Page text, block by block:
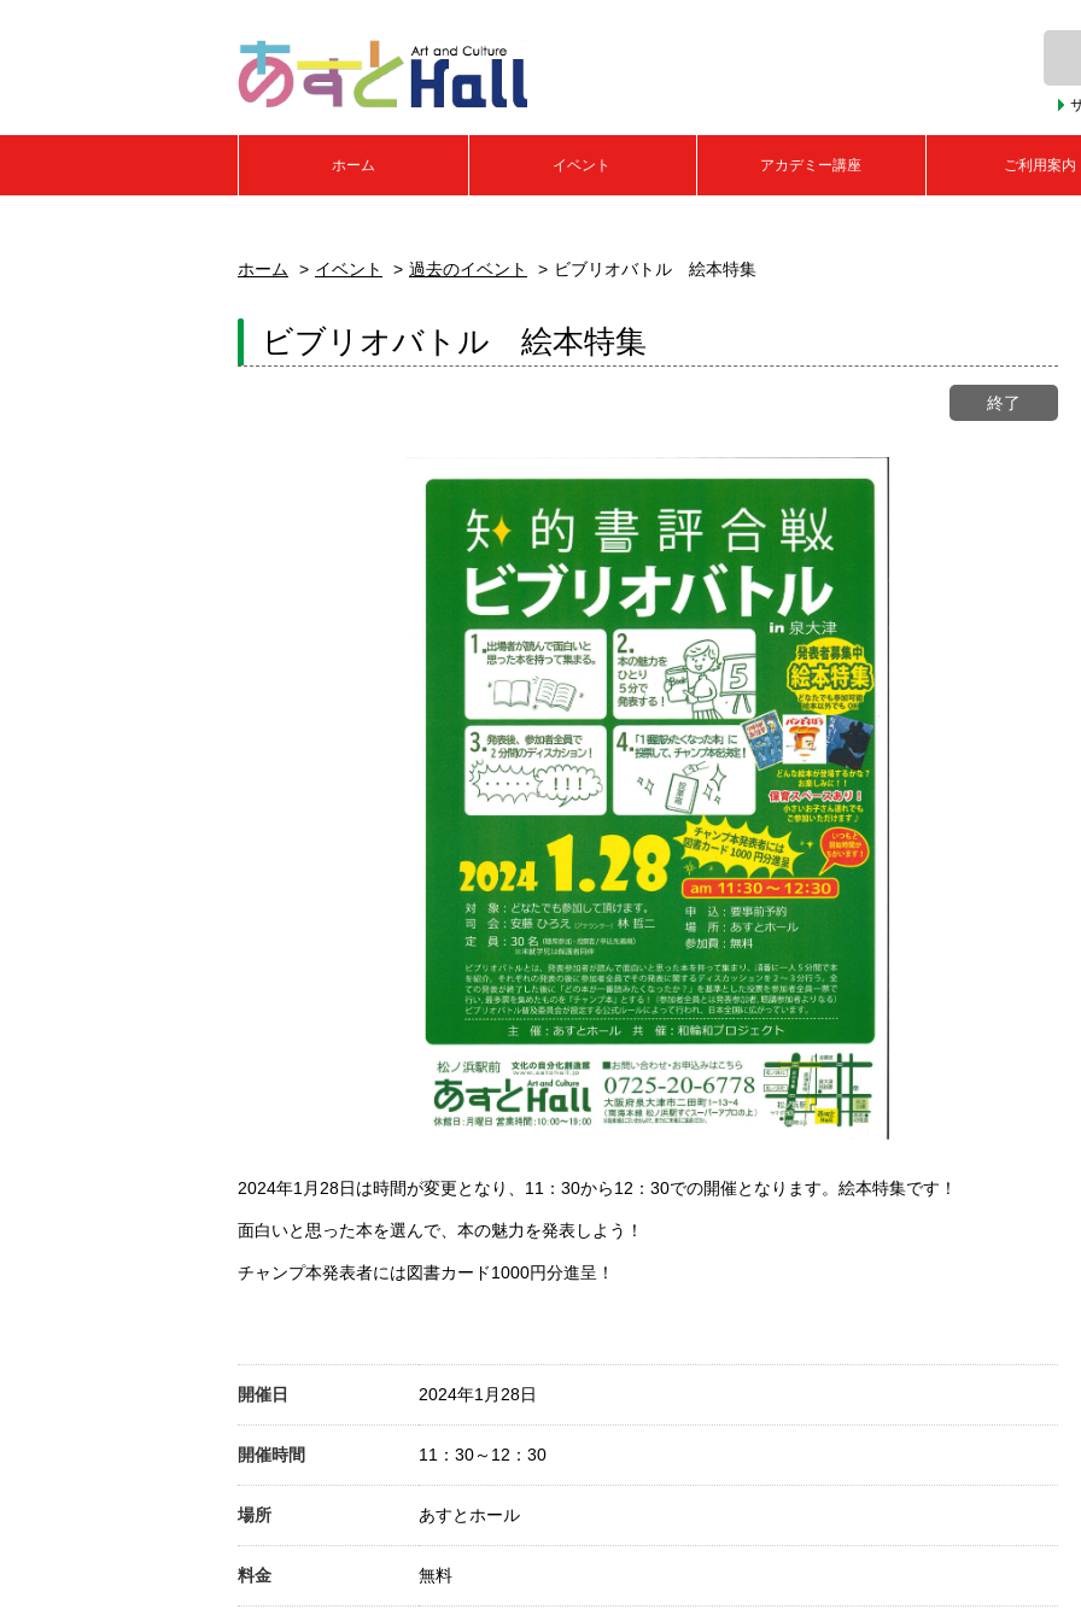
ホーム イベント アカデミー講座 ご利用案内
ホーム イベント 過去のイベント ビブリオバトル 絵本特集
ビブリオバトル 絵本特集
終了
2024年1月28日は時間が変更となり、11：30から12：30での開催となります。絵本特集です！
面白いと思った本を選んで、本の魅力を発表しよう！
チャンプ本発表者には図書カード1000円分進呈！
開催日 2024年1月28日
開催時間 11：30～12：30
場所 あすとホール
料金 無料